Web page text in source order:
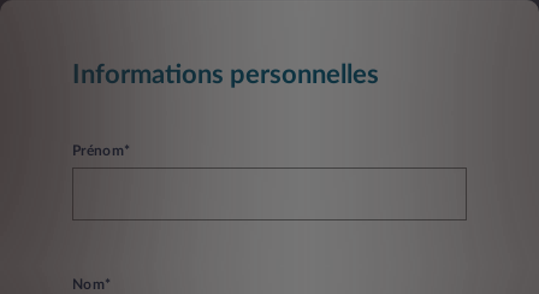
Informations personnelles
Prénom*
Nom*